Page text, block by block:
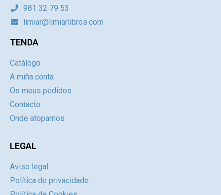
981 32 79 53
limiar@limiarlibros.com
TENDA
Catálogo
A miña conta
Os meus pedidos
Contacto
Onde atoparnos
LEGAL
Aviso legal
Política de privacidade